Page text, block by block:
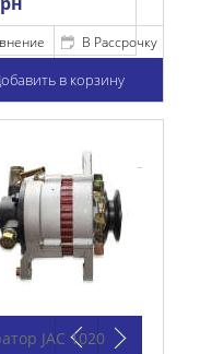
деталей
FAW.